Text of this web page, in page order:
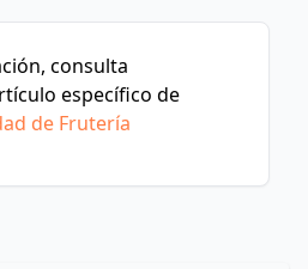
consulta
específico de
de Frutería